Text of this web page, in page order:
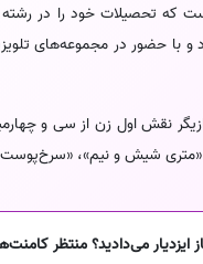
و تلویزیون است که تحصیلات خود را
یک مرد» آغاز کرد و با حضور در
نقش اول زن از سی و
«متری شیش و نیم»،
می‌دادید؟ منتظر